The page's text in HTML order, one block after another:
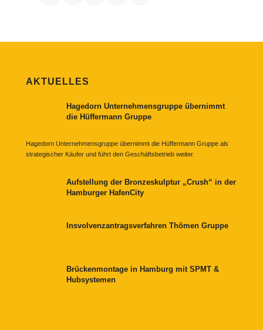
AKTUELLES
Hagedorn Unternehmensgruppe übernimmt
die Hüffermann Gruppe
Hagedorn Unternehmensgruppe übernimmt die Hüffermann Gruppe als
strategischer Käufer und führt den Geschäftsbetrieb weiter.
Aufstellung der Bronzeskulptur „Crush“ in der
Hamburger HafenCity
Insvolvenzantragsverfahren Thömen Gruppe
Brückenmontage in Hamburg mit SPMT &
Hubsystemen